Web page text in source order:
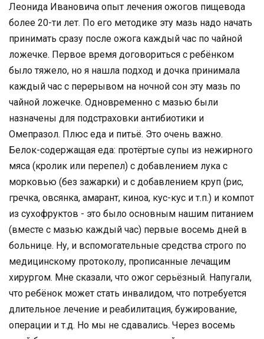
Леонида Ивановича опыт лечения ожогов пищевода
более 20-ти лет. По его методике эту мазь надо начать
принимать сразу после ожога каждый час по чайной
ложечке. Первое время договориться с ребёнком
было тяжело, но я нашла подход и дочка принимала
каждый час с перерывом на ночной сон эту мазь по
чайной ложечке. Одновременно с мазью были
назначены для подстраховки антибиотики и
Омепразол. Плюс еда и питьё. Это очень важно.
Белок-содержащая еда: протёртые супы из нежирного
мяса (кролик или перепел) с добавлением лука с
морковью (без зажарки) и с добавлением круп (рис,
гречка, овсянка, амарант, киноа, кус-кус и т.п.) и компот
из сухофруктов - это было основным нашим питанием
(вместе с мазью каждый час) первые восемь дней в
больнице. Ну, и вспомогательные средства строго по
медицинскому протоколу, прописанные лечащим
хирургом. Мне сказали, что ожог серьёзный. Напугали,
что ребёнок может стать инвалидом, что потребуется
длительное лечение и реабилитация, бужирование,
операции и т.д. Но мы не сдавались. Через восемь